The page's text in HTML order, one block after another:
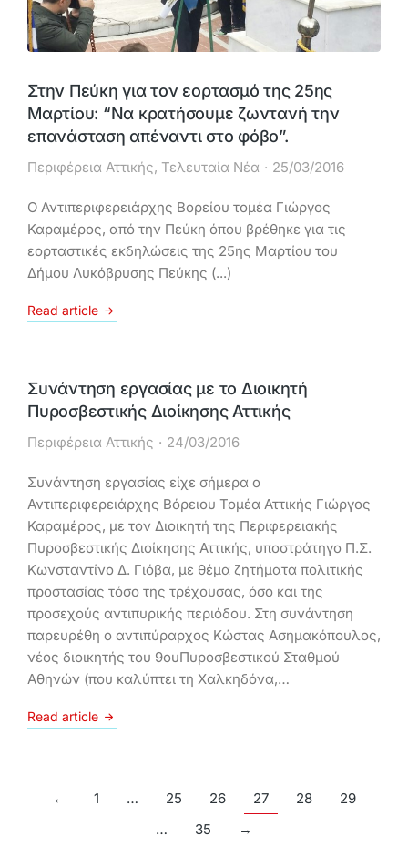
Στην Πεύκη για τον εορτασμό της 25ης
Μαρτίου: “Να κρατήσουμε ζωντανή την
επανάσταση απέναντι στο φόβο”.
Περιφέρεια Αττικής, Τελευταία Νέα 25/03/2016
Ο Αντιπεριφερειάρχης Βορείου τομέα Γιώργος
Καραμέρος, από την Πεύκη όπου βρέθηκε για τις
εορταστικές εκδηλώσεις της 25ης Μαρτίου του
Δήμου Λυκόβρυσης Πεύκης (...)
Read article
Συνάντηση εργασίας με το Διοικητή
Πυροσβεστικής Διοίκησης Αττικής
Περιφέρεια Αττικής 24/03/2016
Συνάντηση εργασίας είχε σήμερα ο
Αντιπεριφερειάρχης Βόρειου Τομέα Αττικής Γιώργος
Καραμέρος, με τον Διοικητή της Περιφερειακής
Πυροσβεστικής Διοίκησης Αττικής, υποστράτηγο Π.Σ.
Κωνσταντίνο Δ. Γιόβα, με θέμα ζητήματα πολιτικής
προστασίας τόσο της τρέχουσας, όσο και της
προσεχούς αντιπυρικής περιόδου. Στη συνάντηση
παρευρέθη ο αντιπύραρχος Κώστας Ασημακόπουλος,
νέος διοικητής του 9ουΠυροσβεστικού Σταθμού
Αθηνών (που καλύπτει τη Χαλκηδόνα,…
Read article
← 1 … 25 26 27 28
29
…
35 →